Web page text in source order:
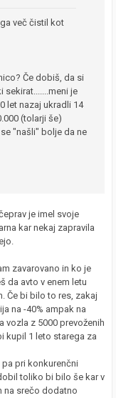
ga več čistil kot
Če dobiš, da si
sekirat.......meni je
let nazaj ukradli 14
(tolarji še)
"našli" bolje da ne
je imel svoje
kar nekaj zapravila
zavarovano in ko je
da avto v enem letu
Če bi bilo to res, zakaj
na -40% ampak na
vozla z 5000 prevoženih
kupil 1 leto starega za
pri konkurenčni
toliko bi bilo še kar v
na srečo dodatno